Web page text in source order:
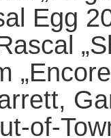
Egg
of-